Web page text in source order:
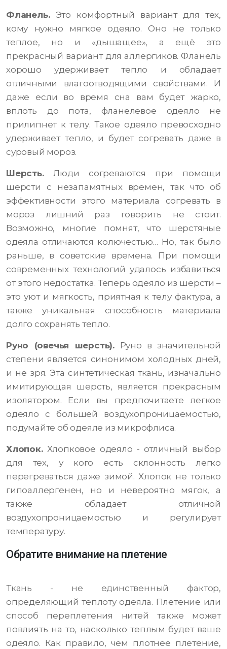
Фланель.Это комфортный вариант для тех,
кому нужно мягкое одеяло. Оно не только
теплое, но и «дышащее», а ещё это
прекрасный вариант для аллергиков. Фланель
хорошо удерживает тепло и обладает
отличными влагоотводящими свойствами. И
даже если во время сна вам будет жарко,
вплоть до пота, фланелевое одеяло не
прилипнет к телу. Такое одеяло превосходно
удерживает тепло, и будет согревать даже в
суровый мороз.
Шерсть.Люди согреваются при помощи
шерсти с незапамятных времен, так что об
эффективности этого материала согревать в
мороз лишний раз говорить не стоит.
Возможно, многие помнят, что шерстяные
одеяла отличаются колючестью… Но, так было
раньше, в советские времена. При помощи
современных технологий удалось избавиться
от этого недостатка. Теперь одеяло из шерсти –
это уют и мягкость, приятная к телу фактура, а
также уникальная способность материала
долго сохранять тепло.
Руно (овечья шерсть). Руно в значительной
степени является синонимом холодных дней,
и не зря. Эта синтетическая ткань, изначально
имитирующая шерсть, является прекрасным
изолятором. Если вы предпочитаете легкое
одеяло с большей воздухопроницаемостью,
подумайте об одеяле из микрофлиса.
Хлопок.Хлопковое одеяло - отличный выбор
для тех, у кого есть склонность легко
перегреваться даже зимой. Хлопок не только
гипоаллергенен, но и невероятно мягок, а
также обладает отличной
воздухопроницаемостью и регулирует
температуру.
Обратите внимание на плетение
Ткань - не единственный фактор,
определяющий теплоту одеяла. Плетение или
способ переплетения нитей также может
повлиять на то, насколько теплым будет ваше
одеяло. Как правило, чем плотнее плетение,